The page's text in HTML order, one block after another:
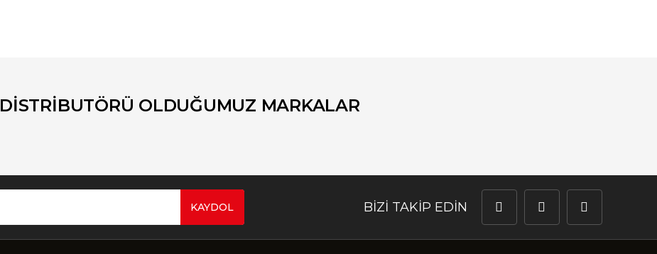
Yorum Yaz
DİSTRİBUTÖRÜ OLDUĞUMUZ MARKALAR
KAYDOL BİZİ TAKİP EDİN